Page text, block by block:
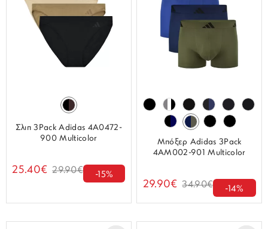
Σλιπ 3Pack Adidas 4A0472-
900 Multicolor
25.40€ 29.90€ -15%
Μπόξερ Adidas 3Pack
4AM002-901 Multicolor
29.90€ 34.90€ -14%